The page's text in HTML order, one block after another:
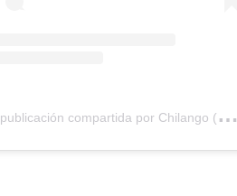
U
na publicación compartida por Chilango (@chilangocom)